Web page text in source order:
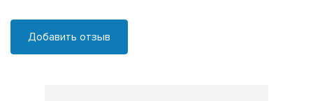
Добавить отзыв